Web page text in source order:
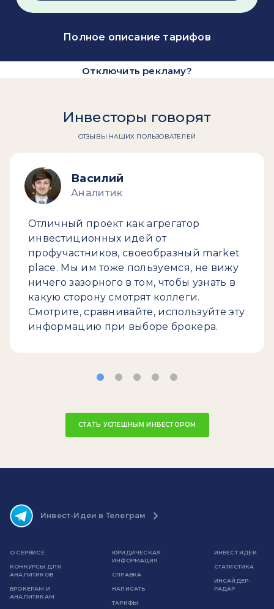
Полное описание тарифов
Отключить рекламу?
Инвесторы говорят
ОТЗЫВЫ НАШИХ ПОЛЬЗОВАТЕЛЕЙ
Василий
Аналитик
Отличный проект как агрегатор
инвестиционных идей от
профучастников, своеобразный market
place. Мы им тоже пользуемся, не вижу
ничего зазорного в том, чтобы узнать в
какую сторону смотрят коллеги.
Смотрите, сравнивайте, используйте эту
информацию при выборе брокера.
СТАТЬ УСПЕШНЫМ ИНВЕСТОРОМ
Инвест-Идеи в Телеграм
О СЕРВИСЕ
КОНКУРСЫ ДЛЯ
АНАЛИТИКОВ
БРОКЕРАМ И
АНАЛИТИКАМ
ЮРИДИЧЕСКАЯ
ИНФОРМАЦИЯ
СПРАВКА
НАПИСАТЬ
ТАРИФЫ
ИНВЕСТ ИДЕИ
СТАТИСТИКА
ИНСАЙДЕР-
РАДАР